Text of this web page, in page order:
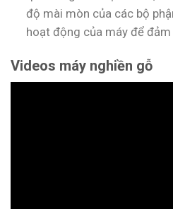
độ mài mòn của các bộ
hoạt động của máy để
Videos máy nghiền gỗ